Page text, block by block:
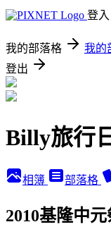
登入
我的部落格 我的
登出
Billy旅行
相簿 部落格
2010基隆中